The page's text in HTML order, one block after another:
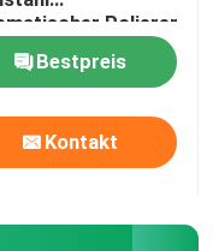
Polierer
Bestpreis
Kontakt